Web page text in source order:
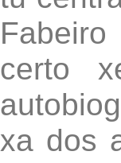
certo
xa dos